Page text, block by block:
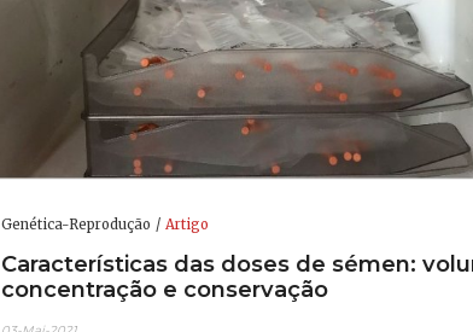
Genética-Reprodução Artigo
Características das doses de sémen:
concentração e conservação